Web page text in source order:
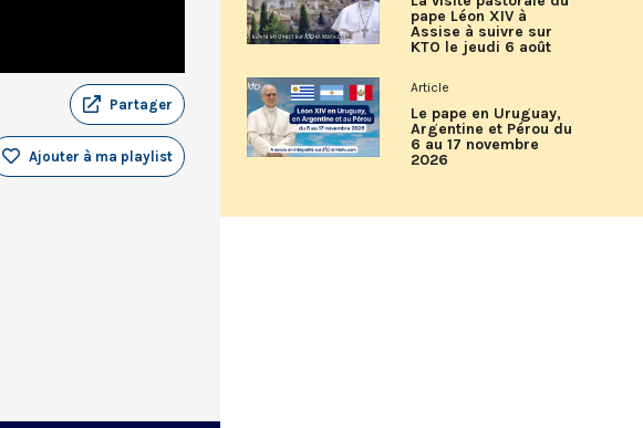
Partager
Ajouter à ma playlist
pape Léon XIV à
Assise à suivre sur
KTO le jeudi 6 août
Article
Le pape en Uruguay,
Argentine et Pérou du
6 au 17 novembre
2026